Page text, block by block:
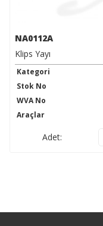
NA0112A
Klips Yayı
Kategori
Stok No
WVA No
Araçlar
Adet: